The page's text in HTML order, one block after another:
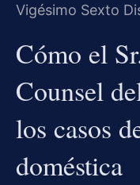
Vigésimo Sexto
Cómo el
Counsel
los casos
doméstica